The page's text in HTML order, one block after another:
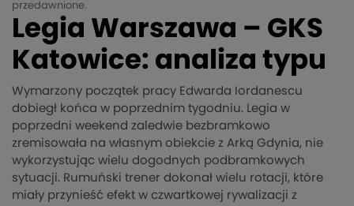
przedawnione.
Legia Warszawa – GKS
Katowice: analiza typu
Wymarzony początek pracy Edwarda Iordanescu
dobiegł końca w poprzednim tygodniu. Legia w
poprzedni weekend zaledwie bezbramkowo
zremisowała na własnym obiekcie z Arką Gdynia, nie
wykorzystując wielu dogodnych podbramkowych
sytuacji. Rumuński trener dokonał wielu rotacji, które
miały przynieść efekt w czwartkowej rywalizacji z